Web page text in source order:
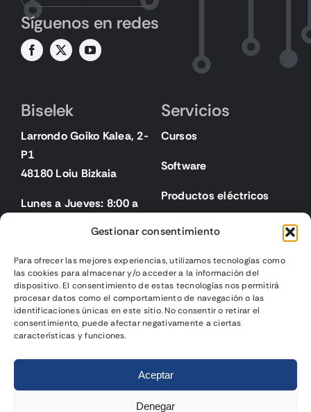
Gestionar consentimiento
Para ofrecer las mejores experiencias, utilizamos tecnologías como
las cookies para almacenar y/o acceder a la información del
dispositivo. El consentimiento de estas tecnologías nos permitirá
procesar datos como el comportamiento de navegación o las
identificaciones únicas en este sitio. No consentir o retirar el
consentimiento, puede afectar negativamente a ciertas
características y funciones.
Aceptar
Denegar
Síguenos en redes
Biselek
Larrondo Goiko Kalea, 2-
P1
48180 Loiu Bizkaia
Lunes a Jueves: 8:00 a
Servicios
Cursos
Software
Productos eléctricos
Legal
Aviso legal
Política de privacidad
Página web diseñadapor
Gurenet Teknologia